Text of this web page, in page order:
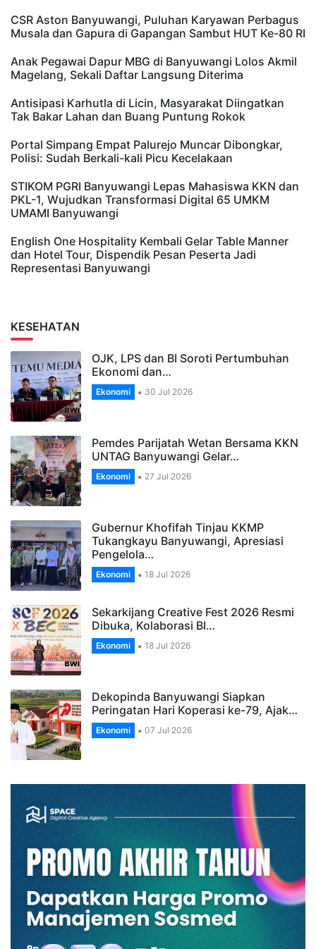
CSR Aston Banyuwangi, Puluhan Karyawan Perbagus
Musala dan Gapura di Gapangan Sambut HUT Ke-80 RI
Anak Pegawai Dapur MBG di Banyuwangi Lolos Akmil
Magelang, Sekali Daftar Langsung Diterima
Antisipasi Karhutla di Licin, Masyarakat Diingatkan
Tak Bakar Lahan dan Buang Puntung Rokok
Portal Simpang Empat Palurejo Muncar Dibongkar,
Polisi: Sudah Berkali-kali Picu Kecelakaan
STIKOM PGRI Banyuwangi Lepas Mahasiswa KKN dan
PKL-1, Wujudkan Transformasi Digital 65 UMKM
UMAMI Banyuwangi
English One Hospitality Kembali Gelar Table Manner
dan Hotel Tour, Dispendik Pesan Peserta Jadi
Representasi Banyuwangi
KESEHATAN
OJK, LPS dan BI Soroti Pertumbuhan
Ekonomi dan…
Ekonomi 30 Jul 2026
Pemdes Parijatah Wetan Bersama KKN
UNTAG Banyuwangi Gelar…
Ekonomi 27 Jul 2026
Gubernur Khofifah Tinjau KKMP
Tukangkayu Banyuwangi, Apresiasi
Pengelola…
Ekonomi 18 Jul 2026
Sekarkijang Creative Fest 2026 Resmi
Dibuka, Kolaborasi BI…
Ekonomi 18 Jul 2026
Dekopinda Banyuwangi Siapkan
Peringatan Hari Koperasi ke-79, Ajak…
Ekonomi 07 Jul 2026